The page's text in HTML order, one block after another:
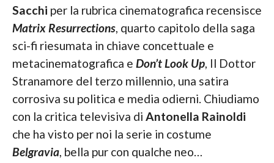
Sacchi per la rubrica cinematografica recensisce
Matrix Resurrections, quarto capitolo della saga
sci-fi riesumata in chiave concettuale e
metacinematografica e Don’t Look Up, Il Dottor
Stranamore del terzo millennio, una satira
corrosiva su politica e media odierni. Chiudiamo
con la critica televisiva di Antonella Rainoldi
che ha visto per noi la serie in costume
Belgravia, bella pur con qualche neo…